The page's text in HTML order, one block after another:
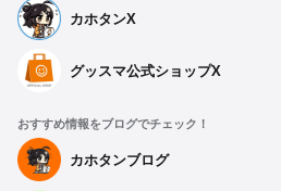
カホタンX
グッスマ公式ショップX
おすすめ情報をブログでチェック！
カホタンブログ